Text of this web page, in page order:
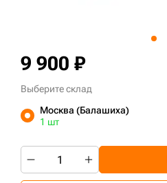
9 900 ₽
Выберите склад
Москва (Балашиха)
1 шт